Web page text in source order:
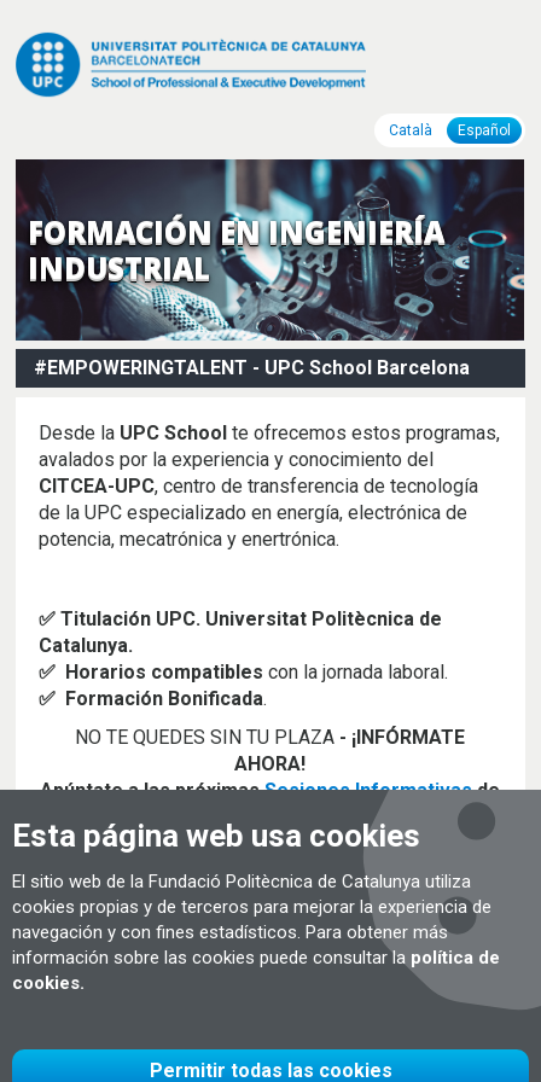
Esta página web usa cookies
El sitio web de la Fundació Politècnica de Catalunya utiliza
cookies propias y de terceros para mejorar la experiencia de
navegación y con fines estadísticos. Para obtener más
información sobre las cookies puede consultar la política de
cookies.
Permitir todas las cookies
Català Español
FORMACIÓN EN INGENIERÍA
INDUSTRIAL
#EMPOWERINGTALENT - UPC School Barcelona
Desde la UPC School te ofrecemos estos programas,
avalados por la experiencia y conocimiento del
CITCEA-UPC, centro de transferencia de tecnología
de la UPC especializado en energía, electrónica de
potencia, mecatrónica y enertrónica.
✅ Titulación UPC. Universitat Politècnica de
Catalunya.
✅ Horarios compatibles con la jornada laboral.
✅ Formación Bonificada.
NO TE QUEDES SIN TU PLAZA - ¡INFÓRMATE
AHORA!
Apúntate a las próximasSesiones Informativasde
¡BENEFÍCIATE DE CONDICIONES ESPECIALES EN
LA MATRÍCULA HASTA EL 19 DE DICIEMBRE!
MÁSTERS: